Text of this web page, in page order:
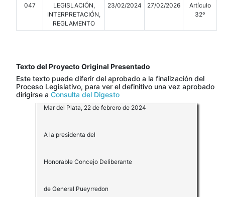
047
LEGISLACIÓN,
INTERPRETACIÓN,
REGLAMENTO
23/02/2024 27/02/2026
Artículo
32º
Texto del Proyecto Original Presentado
Este texto puede diferir del aprobado a la finalización del
Proceso Legislativo, para ver el definitivo una vez aprobado
dirigirse a Consulta del Digesto
Mar del Plata, 22 de febrero de 2024
A la presidenta del
Honorable Concejo Deliberante
de General Pueyrredon